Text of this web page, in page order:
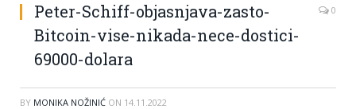
Peter-Schiff-objasnjava-zasto-
Bitcoin-vise-nikada-nece-dostici-
69000-dolara
0
BY MONIKA NOŽINIĆ ON 14.11.2022